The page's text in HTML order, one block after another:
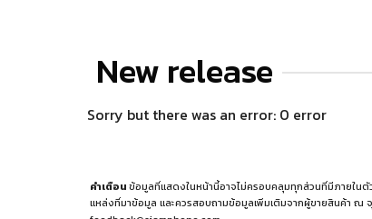
New release
Sorry but there was an error: 0 error
คำเตือนข้อมูลที่แสดงในหน้านี้อาจไม่ครอบคลุมทุกส่วนที่มีภายในตั
แหล่งที่มาข้อมูล และควรสอบถามข้อมูลเพิ่มเติมจากผู้ขายสินค้า ณ